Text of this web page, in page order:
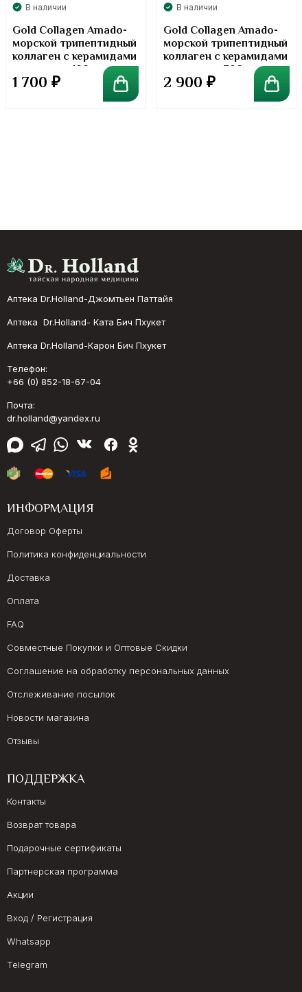
В наличии
Gold Collagen Amado-
морской трипептидный
коллаген с керамидами
в порошке. 100 грамм
1 700 ₽
В наличии
Gold Collagen Amado-
морской трипептидный
коллаген с керамидами
в порошке. 300 грамм
2 900 ₽
Аптека Dr.Holland-Джомтьен Паттайя
Аптека Dr.Holland- Ката Бич Пхукет
Аптека Dr.Holland-Карон Бич Пхукет
Телефон:
+66 (0) 852-18-67-04
Почта:
dr.holland@yandex.ru
ИНФОРМАЦИЯ
Договор Оферты
Политика конфиденциальности
Доставка
Оплата
FAQ
Совместные Покупки и Оптовые Скидки
Соглашение на обработку персональных данных
Отслеживание посылок
Новости магазина
Отзывы
ПОДДЕРЖКА
Контакты
Возврат товара
Подарочные сертификаты
Партнерская программа
Акции
Вход / Регистрация
Whatsapp
Telegram